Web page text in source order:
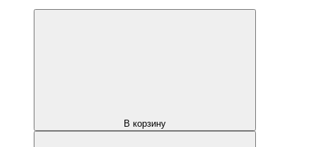
В корзину